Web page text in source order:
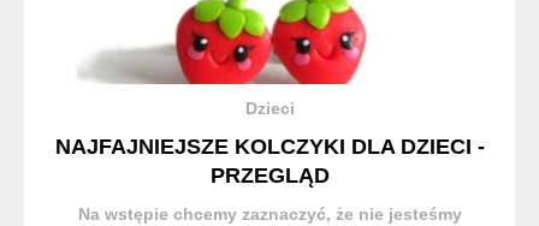
Dzieci
NAJFAJNIEJSZE KOLCZYKI DLA DZIECI -
PRZEGLĄD
Na wstępie chcemy zaznaczyć, że nie jesteśmy